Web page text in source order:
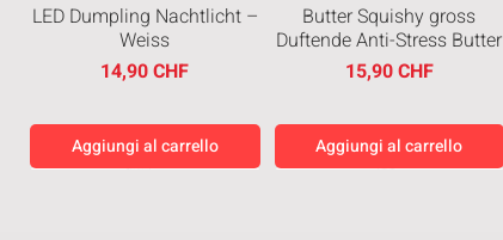
LED Dumpling Nachtlicht –
Weiss
Prezzo
14,90 CHF
Aggiungi al carrello
Butter Squishy gross
Duftende Anti-Stress Butter
Prezzo
15,90 CHF
Aggiungi al carrello